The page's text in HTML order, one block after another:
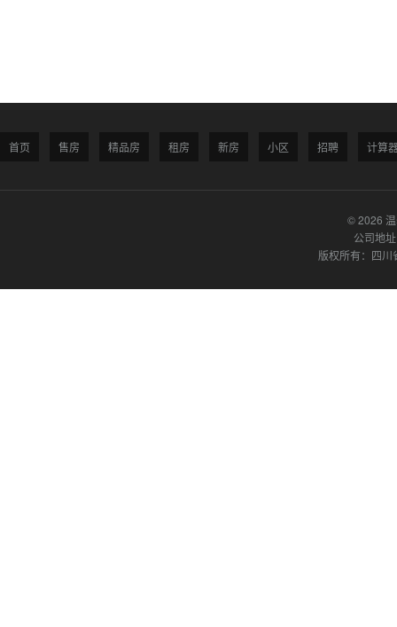
首页 售房 精品房 租房 新房 小区 招聘 计算
© 2026
公司地
版权所有：四